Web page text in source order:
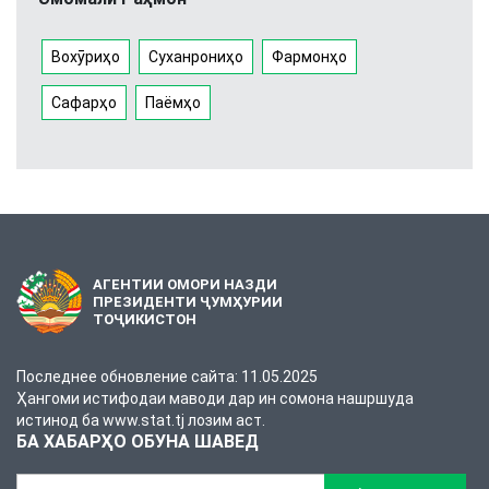
Вохӯриҳо Суханрониҳо Фармонҳо
Сафарҳо Паёмҳо
АГЕНТИИ ОМОРИ НАЗДИ
ПРЕЗИДЕНТИ ҶУМҲУРИИ
ТОҶИКИСТОН
Последнее обновление сайта: 11.05.2025
Ҳангоми истифодаи маводи дар ин сомона нашршуда
истинод ба www.stat.tj лозим аст.
БА ХАБАРҲО ОБУНА ШАВЕД